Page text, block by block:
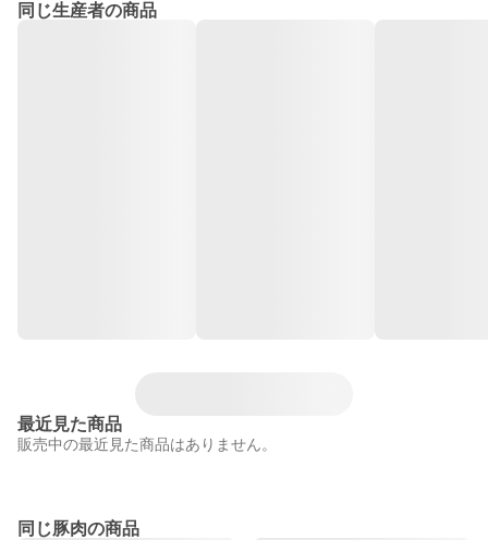
同じ生産者の商品
最近見た商品
販売中の最近見た商品はありません。
同じ豚肉の商品